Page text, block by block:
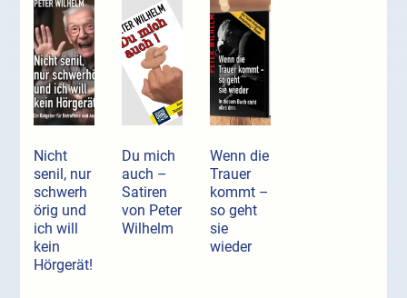
Nicht
senil, nur
schwerh
örig und
ich will
kein
Hörgerät!
Du mich
auch –
Satiren
von Peter
Wilhelm
Wenn die
Trauer
kommt –
so geht
sie
wieder